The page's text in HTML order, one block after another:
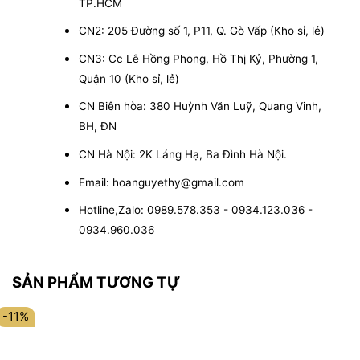
TP.HCM
CN2: 205 Đường số 1, P11, Q. Gò Vấp (Kho sỉ, lẻ)
CN3: Cc Lê Hồng Phong, Hồ Thị Kỷ, Phường 1,
Quận 10 (Kho sỉ, lẻ)
CN Biên hòa: 380 Huỳnh Văn Luỹ, Quang Vinh,
BH, ĐN
CN Hà Nội: 2K Láng Hạ, Ba Đình Hà Nội.
Email: hoanguyethy@gmail.com
Hotline,Zalo: 0989.578.353 - 0934.123.036 -
0934.960.036
SẢN PHẨM TƯƠNG TỰ
-11%